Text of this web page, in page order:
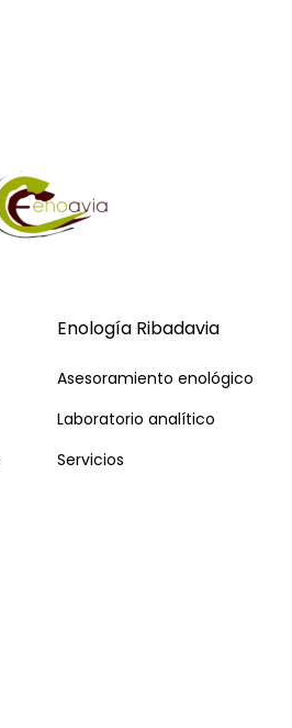
Enología Ribadavia
Asesoramiento enológico
Laboratorio analítico
Servicios